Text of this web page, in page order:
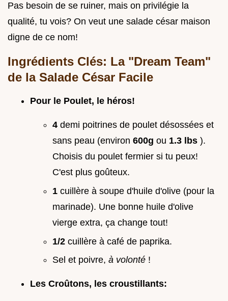
Pas besoin de se ruiner, mais on privilégie la
qualité, tu vois? On veut une salade césar maison
digne de ce nom!
Ingrédients Clés: La "Dream Team"
de la Salade César Facile
Pour le Poulet, le héros!
4 demi poitrines de poulet désossées et
sans peau (environ 600g ou 1.3 lbs ).
Choisis du poulet fermier si tu peux!
C'est plus goûteux.
1 cuillère à soupe d'huile d'olive (pour la
marinade). Une bonne huile d'olive
vierge extra, ça change tout!
1/2 cuillère à café de paprika.
Sel et poivre, à volonté !
Les Croûtons, les croustillants: